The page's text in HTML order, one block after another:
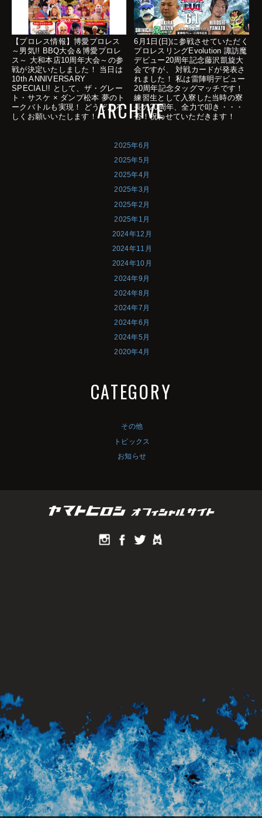
【プロレス情報】博愛プロレス
～男気!! BBQ大会＆博愛プロレ
ス～ 大和本店10周年大会～の参
戦が決定いたしました！ 当日は
10th ANNIVERSARY
SPECIAL!! として、ザ・グレー
ト・サスケ × ダンプ松本 夢のト
ークバトルも実現！ どうぞよろ
しくお願いいたします！
6月1日(日)に参戦させていただく
プロレスリングEvolution 諏訪魔
デビュー20周年記念藤沢凱旋大
会ですが、 対戦カードが発表さ
れました！ 私は雷陣明デビュー
20周年記念タッグマッチです！
練習生として入寮した当時の寮
長の20周年、全力で叩き・・・
否！祝わせていただきます！
ARCHIVE
2025年6月
2025年5月
2025年4月
2025年3月
2025年2月
2025年1月
2024年12月
2024年11月
2024年10月
2024年9月
2024年8月
2024年7月
2024年6月
2024年5月
2020年4月
CATEGORY
その他
トピックス
お知らせ